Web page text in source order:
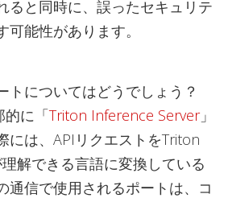
ると同時に、誤ったセキュリテ
可能性があります。
トについてはどうでしょう？
的に「Triton Inference Server」
には、APIリクエストをTriton
解できる言語に変換している
通信で使用されるポートは、コ